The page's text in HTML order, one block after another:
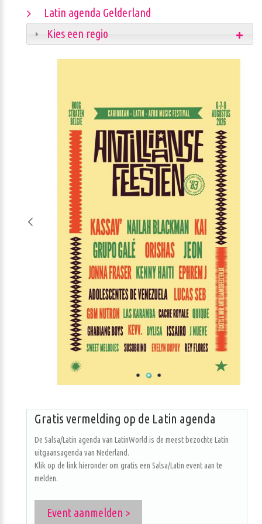
Latin agenda Gelderland
Kies een regio
Gratis vermelding op de Latin agenda
De Salsa/Latin agenda van LatinWorld is de meest bezochte Latin
uitgaansagenda van Nederland.
Klik op de link hieronder om gratis een Salsa/Latin event aan te
melden.
Event aanmelden >